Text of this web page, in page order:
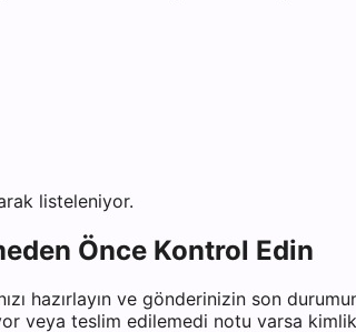
listeleniyor.
Önce Kontrol Edin
hazırlayın ve gönderinizin son
veya teslim edilemedi notu varsa